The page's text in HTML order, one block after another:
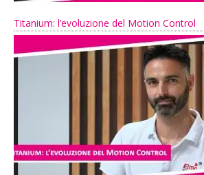
Titanium: l’evoluzione del Motion Control